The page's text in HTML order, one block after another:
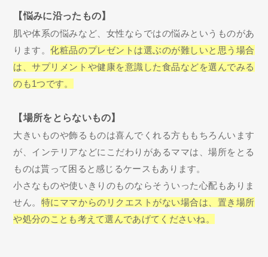
【悩みに沿ったもの】
肌や体系の悩みなど、女性ならではの悩みというものがあ
ります。化粧品のプレゼントは選ぶのが難しいと思う場合
は、サプリメントや健康を意識した食品などを選んでみる
のも1つです。
【場所をとらないもの】
大きいものや飾るものは喜んでくれる方ももちろんいます
が、インテリアなどにこだわりがあるママは、場所をとる
ものは貰って困ると感じるケースもあります。
小さなものや使いきりのものならそういった心配もありま
せん。 特にママからのリクエストがない場合は、置き場所
や処分のことも考えて選んであげてくださいね。